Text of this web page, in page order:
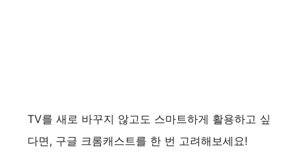
TV를 새로 바꾸지 않고도 스마트하게 활용하고 싶
다면, 구글 크롬캐스트를 한 번 고려해보세요!